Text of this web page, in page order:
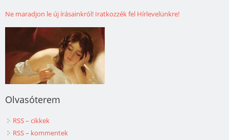
Ne maradjon le új írásainkról! Iratkozzék fel Hírlevelünkre!
Olvasóterem
RSS – cikkek
RSS – kommentek